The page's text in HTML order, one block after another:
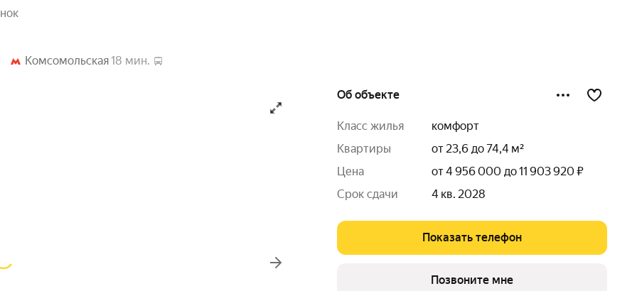
Комсомольская 18 мин.
Об объекте
класс жилья
комфорт
квартиры
от 23,6 до 74,4 м²
цена
от 4 956 000 до 11 903 920 ₽
срок сдачи
4 кв. 2028
Показать телефон
Позвоните мне